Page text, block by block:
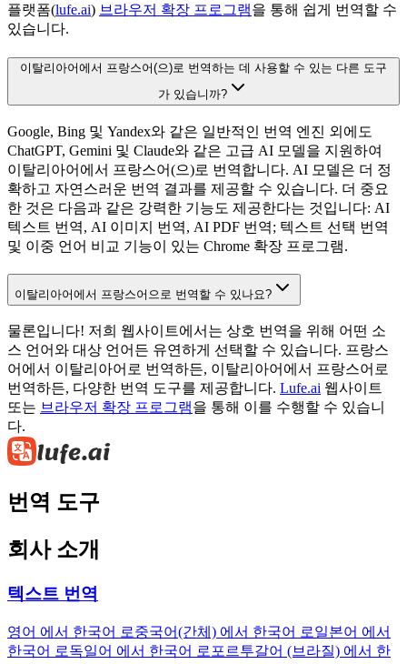
플랫폼(lufe.ai) 브라우저 확장 프로그램을 통해 쉽게 번역할 수
있습니다.
이탈리아어에서 프랑스어(으)로 번역하는 데 사용할 수 있는 다른 도구
가 있습니까?
Google, Bing 및 Yandex와 같은 일반적인 번역 엔진 외에도
ChatGPT, Gemini 및 Claude와 같은 고급 AI 모델을 지원하여
이탈리아어에서 프랑스어(으)로 번역합니다. AI 모델은 더 정
확하고 자연스러운 번역 결과를 제공할 수 있습니다. 더 중요
한 것은 다음과 같은 강력한 기능도 제공한다는 것입니다: AI
텍스트 번역, AI 이미지 번역, AI PDF 번역; 텍스트 선택 번역
및 이중 언어 비교 기능이 있는 Chrome 확장 프로그램.
이탈리아어에서 프랑스어으로 번역할 수 있나요?
물론입니다! 저희 웹사이트에서는 상호 번역을 위해 어떤 소
스 언어와 대상 언어든 유연하게 선택할 수 있습니다. 프랑스
어에서 이탈리아어로 번역하든, 이탈리아어에서 프랑스어로
번역하든, 다양한 번역 도구를 제공합니다. Lufe.ai 웹사이트
또는 브라우저 확장 프로그램을 통해 이를 수행할 수 있습니
다.
번역 도구
회사 소개
텍스트 번역
영어 에서 한국어 로중국어(간체) 에서 한국어 로일본어 에서
한국어 로독일어 에서 한국어 로 포르투갈어 (브라질) 에서 한